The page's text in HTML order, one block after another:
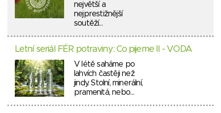
největší a
nejprestižnější
soutěží…
Letní seriál FÉR potraviny: Co pijeme II - VODA
V létě saháme po
lahvích častěji než
jindy. Stolní, minerální,
pramenitá, nebo…